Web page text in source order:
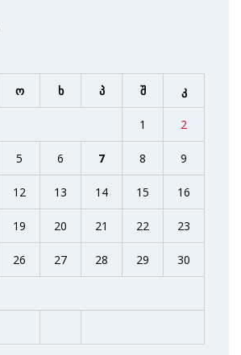
ო ხ პ შ კ
1 2
5 6 7 8 9
12 13 14 15 16
19 20 21 22 23
26 27 28 29 30